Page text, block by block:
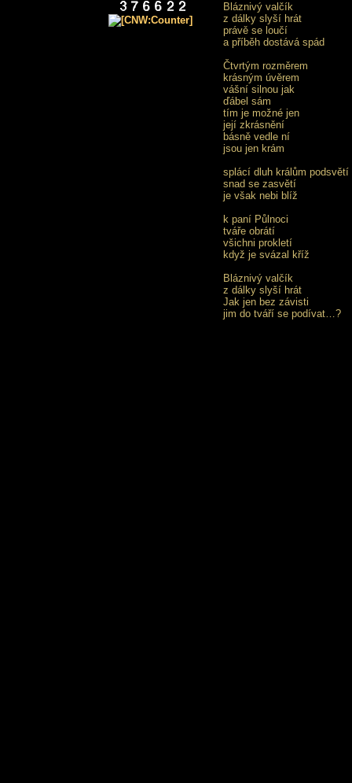
Bláznivý valčík
z dálky slyší hrát
právě se loučí
a příběh dostává spád
Čtvrtým rozměrem
krásným úvěrem
vášní silnou jak
ďábel sám
tím je možné jen
její zkrásnění
básně vedle ní
jsou jen krám
splácí dluh králům podsvětí
snad se zasvětí
je však nebi blíž
k paní Půlnoci
tváře obrátí
všichni prokletí
když je svázal kříž
Bláznivý valčík
z dálky slyší hrát
Jak jen bez závisti
jim do tváří se podívat…?